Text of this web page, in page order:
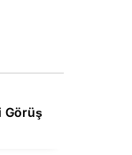
Görüş